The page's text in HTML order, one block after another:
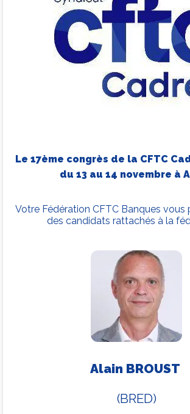
Le 17ème congrès de la CFTC
du 13 au 14 novembre à
Votre Fédération CFTC Banques vous
des candidats rattachés à la
Alain BROUST
(BRED)